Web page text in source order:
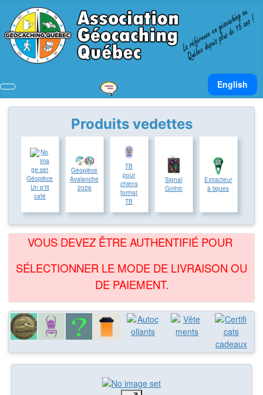
Sélectionnez
English
Produits vedettes
Géopièce
Un p'tit
café
Géopièce
Avalanche
2026
TB
pour
chiens
format
TB
Signal
Gothic
Extracteur
à tiques
VOUS DEVEZ ÊTRE AUTHENTIFIÉ POUR
SÉLECTIONNER LE MODE DE LIVRAISON OU
DE PAIEMENT.